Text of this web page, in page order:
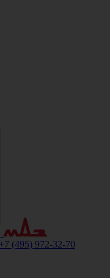
+7 (495) 972-32-70